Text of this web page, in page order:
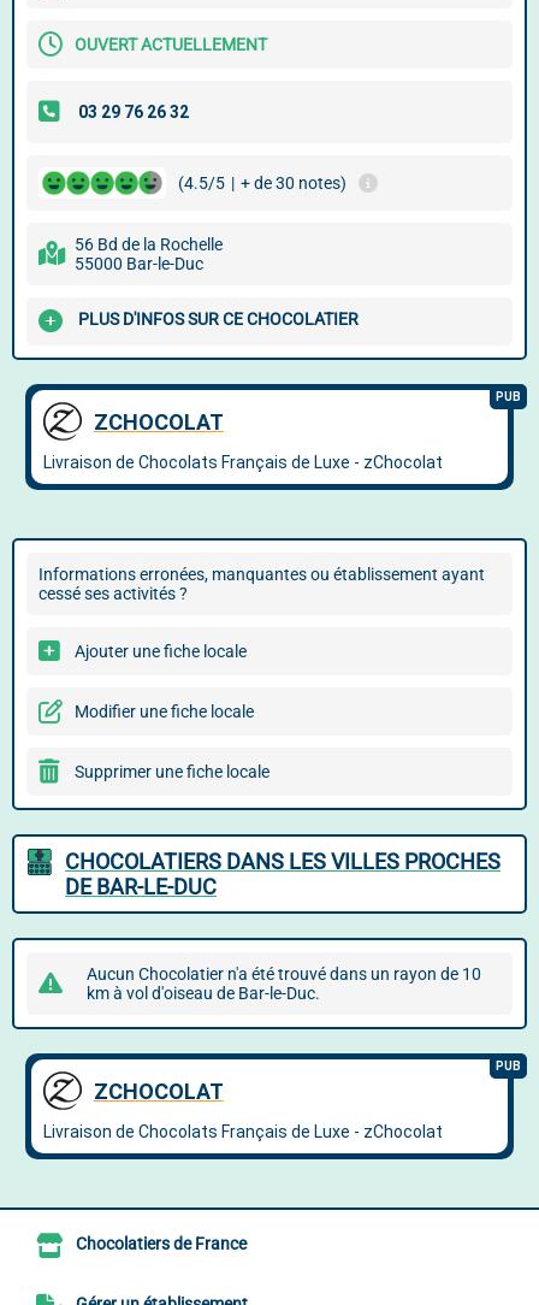
OUVERT ACTUELLEMENT
(4.5/5 | + de 30 notes)
56 Bd de la Rochelle
55000 Bar-le-Duc
PLUS D'INFOS SUR CE CHOCOLATIER
Informations erronées, manquantes ou établissement ayant
cessé ses activités ?
Ajouter une fiche locale
Modifier une fiche locale
Supprimer une fiche locale
CHOCOLATIERS DANS LES VILLES PROCHES
DE BAR-LE-DUC
Aucun Chocolatier n'a été trouvé dans un rayon de 10
km à vol d'oiseau de Bar-le-Duc.
Chocolatiers de France